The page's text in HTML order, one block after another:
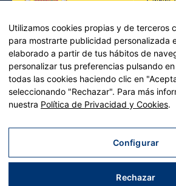
Plan de Recuperación, Transformación y
Recuperación y resiliencia, establecido
2021/241 del Parlamento Europeo y del
Utilizamos cookies propias y de terceros
para mostrarte publicidad personalizada
elaborado a partir de tus hábitos de
personalizar tus preferencias pulsando
todas las cookies haciendo clic en
seleccionando "Rechazar". Para más
nuestra Política de Privacidad y Cookies.
Configurar
Rechazar